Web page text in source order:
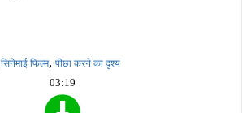
सिनेमाई फिल्म, पीछा करने का दृश्य
03:19